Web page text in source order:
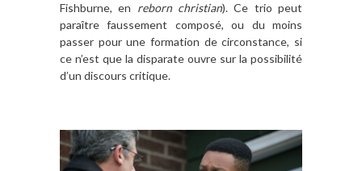
Fishburne, en reborn christian). Ce trio peut
paraître faussement composé, ou du moins
passer pour une formation de circonstance, si
ce n’est que la disparate ouvre sur la possibilité
d’un discours critique.